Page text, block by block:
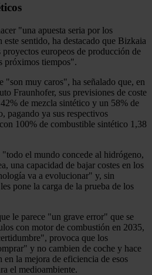
"una apuesta seria por los
sentido, ha destacado que Bizkaia
europeos de producción de
próximos tiempos".
"son muy caros", ha señalado que, en
Fraunhofer, sus previsiones de coste
de mezcla sintético y un 58% de
pagando ya sus respectivos
100% de combustible sintético 1,38
el mundo concede al hidrógeno,
una capacidad de bajar costes en los
va a evolucionar" y, sin
pone la carga de la prueba de los
le parece "un grave error" que se
con motor de combustión en 2035,
provoca que los
y no cambien de coche y hace
en la mejora de eficiencia de esos
el medioambiente.